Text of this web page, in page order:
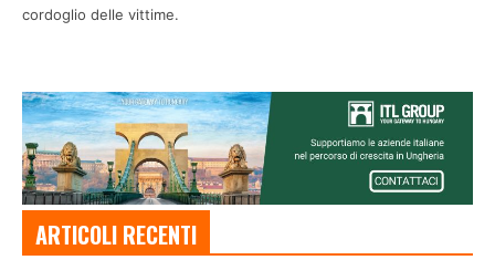
cordoglio delle vittime.
ARTICOLI RECENTI